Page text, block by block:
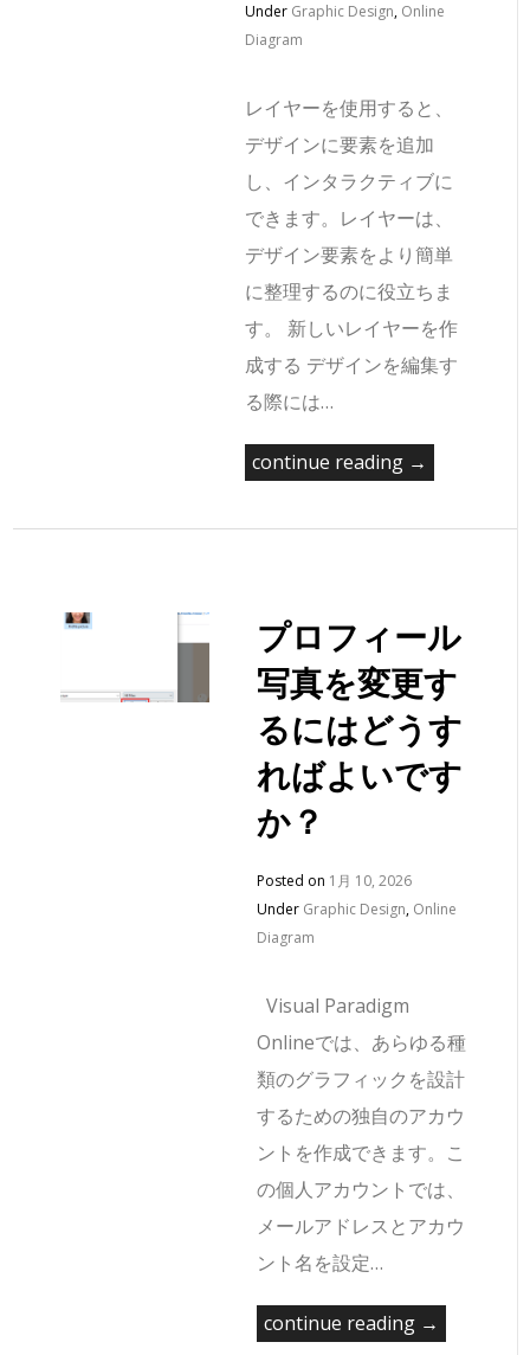
Under Graphic Design, Online
Diagram
レイヤーを使用すると、
デザインに要素を追加
し、インタラクティブに
できます。レイヤーは、
デザイン要素をより簡単
に整理するのに役立ちま
す。 新しいレイヤーを作
成する デザインを編集す
る際には…
continue reading →
プロフィール
写真を変更す
るにはどうす
ればよいです
か？
Posted on 1月 10, 2026
Under Graphic Design, Online
Diagram
Visual Paradigm
Onlineでは、あらゆる種
類のグラフィックを設計
するための独自のアカウ
ントを作成できます。こ
の個人アカウントでは、
メールアドレスとアカウ
ント名を設定…
continue reading →